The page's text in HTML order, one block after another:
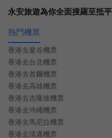
熱門機票
香港去曼谷機票
香港去台北機票
香港去首爾機票
香港去高雄機票
香港去吉隆坡機票
香港去沖繩機票
香港去馬尼拉機票
香港去清邁機票